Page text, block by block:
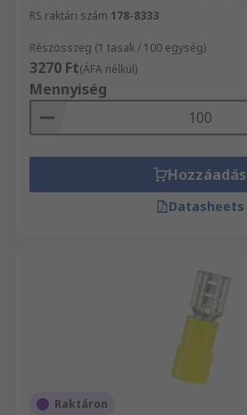
RS raktári szám 178-8333
Részösszeg (1 tasak / 100 egység)
3270 Ft(ÁFA nélkül)
Mennyiség
Hozzáadás
Datasheets
Raktáron